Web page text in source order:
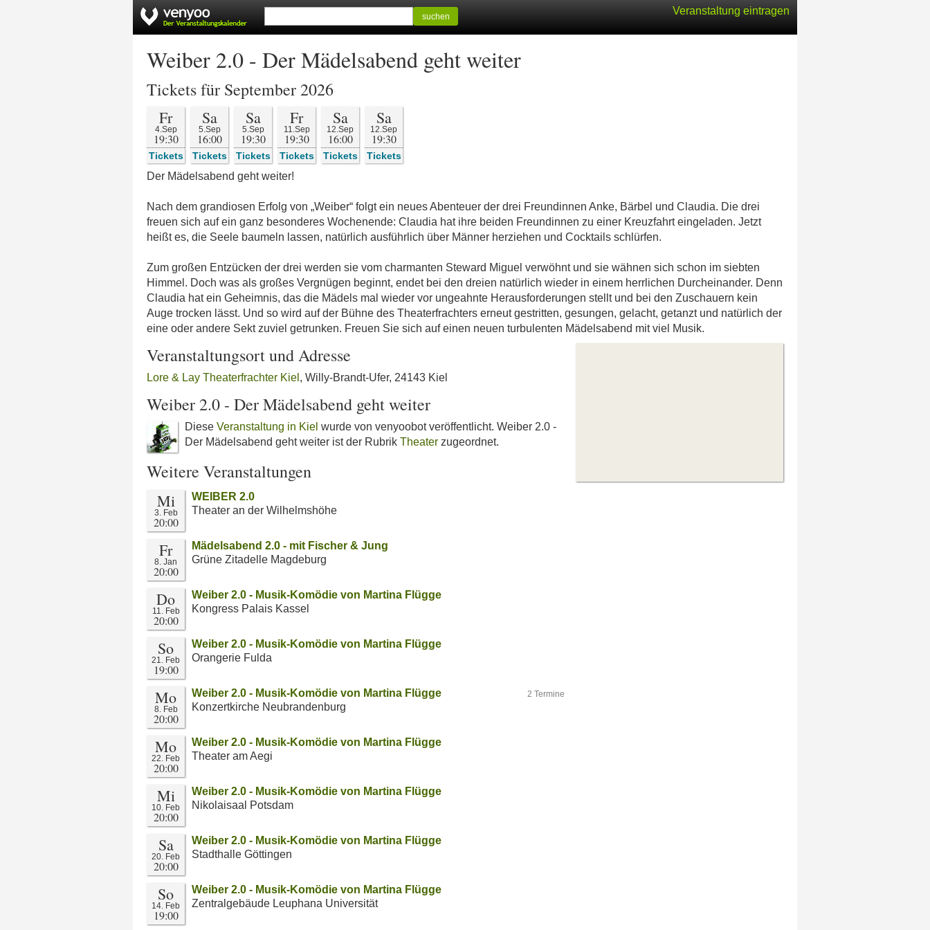
Veranstaltung eintragen
suchen
Weiber 2.0 - Der Mädelsabend geht weiter
Tickets für September 2026
Fr
4.Sep
19:30
Tickets
Sa
5.Sep
16:00
Tickets
Sa
5.Sep
19:30
Tickets
Fr
11.Sep
19:30
Tickets
Sa
12.Sep
16:00
Tickets
Sa
12.Sep
19:30
Tickets
Der Mädelsabend geht weiter!
Nach dem grandiosen Erfolg von „Weiber“ folgt ein neues Abenteuer der drei Freundinnen Anke, Bärbel und Claudia. Die drei
freuen sich auf ein ganz besonderes Wochenende: Claudia hat ihre beiden Freundinnen zu einer Kreuzfahrt eingeladen. Jetzt
heißt es, die Seele baumeln lassen, natürlich ausführlich über Männer herziehen und Cocktails schlürfen.
Zum großen Entzücken der drei werden sie vom charmanten Steward Miguel verwöhnt und sie wähnen sich schon im siebten
Himmel. Doch was als großes Vergnügen beginnt, endet bei den dreien natürlich wieder in einem herrlichen Durcheinander. Denn
Claudia hat ein Geheimnis, das die Mädels mal wieder vor ungeahnte Herausforderungen stellt und bei den Zuschauern kein
Auge trocken lässt. Und so wird auf der Bühne des Theaterfrachters erneut gestritten, gesungen, gelacht, getanzt und natürlich der
eine oder andere Sekt zuviel getrunken. Freuen Sie sich auf einen neuen turbulenten Mädelsabend mit viel Musik.
Veranstaltungsort und Adresse
Lore & Lay Theaterfrachter Kiel , Willy-Brandt-Ufer, 24143 Kiel
Weiber 2.0 - Der Mädelsabend geht weiter
Diese Veranstaltung in Kiel wurde von venyoobot veröffentlicht. Weiber 2.0 -
Der Mädelsabend geht weiter ist der Rubrik Theater zugeordnet.
Weitere Veranstaltungen
Mi
3. Feb
20:00
WEIBER 2.0
Theater an der Wilhelmshöhe
Fr
8. Jan
20:00
Mädelsabend 2.0 - mit Fischer & Jung
Grüne Zitadelle Magdeburg
Do
11. Feb
20:00
Weiber 2.0 - Musik-Komödie von Martina Flügge
Kongress Palais Kassel
So
21. Feb
19:00
Weiber 2.0 - Musik-Komödie von Martina Flügge
Orangerie Fulda
Mo
8. Feb
20:00
2 Termine
Weiber 2.0 - Musik-Komödie von Martina Flügge
Konzertkirche Neubrandenburg
Mo
22. Feb
20:00
Weiber 2.0 - Musik-Komödie von Martina Flügge
Theater am Aegi
Mi
10. Feb
20:00
Weiber 2.0 - Musik-Komödie von Martina Flügge
Nikolaisaal Potsdam
Sa
20. Feb
20:00
Weiber 2.0 - Musik-Komödie von Martina Flügge
Stadthalle Göttingen
So
14. Feb
19:00
Weiber 2.0 - Musik-Komödie von Martina Flügge
Zentralgebäude Leuphana Universität